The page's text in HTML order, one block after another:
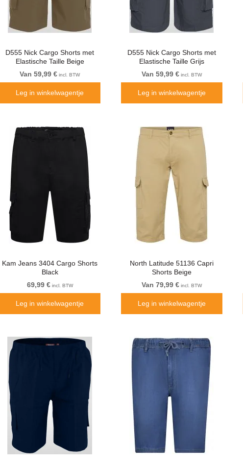
D555 Nick Cargo Shorts met
Elastische Taille Beige
Van 59,99 € incl. BTW
Leg in winkelwagentje
D555 Nick Cargo Shorts met
Elastische Taille Grijs
Van 59,99 €incl. BTW
Leg in winkelwagentje
Kam Jeans 3404 Cargo Shorts
Black
69,99 €incl. BTW
Leg in winkelwagentje
North Latitude 51136 Capri
Shorts Beige
Van 79,99 €incl. BTW
Leg in winkelwagentje